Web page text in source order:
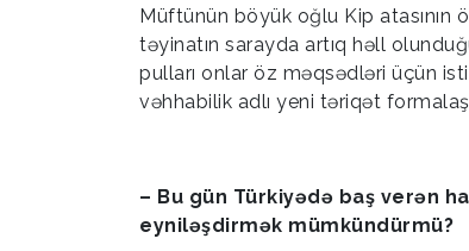
Müftünün böyük oğlu Kip atasının
təyinatın sarayda artıq həll
pulları onlar öz məqsədləri üçün
vəhhabilik adlı yeni təriqət
– Bu gün Türkiyədə baş verən
eyniləşdirmək mümkündürmü?